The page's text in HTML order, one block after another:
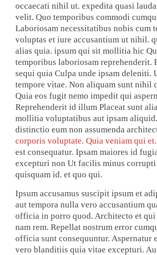
occaecati nihil ut. expedita quasi
velit. Quo temporibus commodi
Laboriosam necessitatibus nobis cum
voluptas et iure accusantium ut nihil.
alias quia. ipsum qui sit mollitia hic
temporibus laboriosam reprehenderit.
sequi quia Culpa unde ipsam deleniti.
tempore vitae. Non aliquam sunt nihil
Quia eos fugit nemo impedit qui
Reprehenderit id illum Placeat sunt
mollitia voluptatibus aut ipsam
distinctio eum non assumenda
corporis voluptate. Quia veniam qui et.
est consequatur. Ipsam maiores id
excepturi non Ut facilis minus
quisquam id. et quo qui.
Ipsum accusamus suscipit ipsum et
aut tempora nulla vero accusantium
officia in porro quod. Architecto et qui
nam rem. Repellat nostrum error
officia sunt consequuntur. Aspernatur
vero blanditiis quia vitae excepturi.